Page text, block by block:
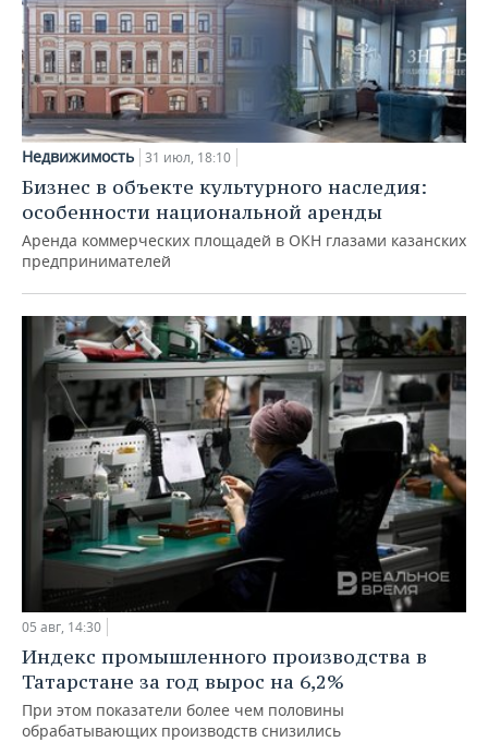
Недвижимость 31 июл, 18:10
Бизнес в объекте культурного наследия:
особенности национальной аренды
Аренда коммерческих площадей в ОКН глазами казанских
предпринимателей
05 авг, 14:30
Индекс промышленного производства в
Татарстане за год вырос на 6,2%
При этом показатели более чем половины
обрабатывающих производств снизились